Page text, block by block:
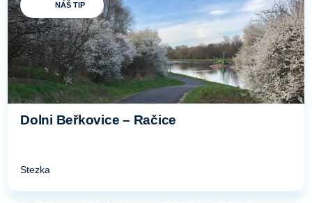
NÁŠ TIP
Dolni Beřkovice – Račice
Stezka